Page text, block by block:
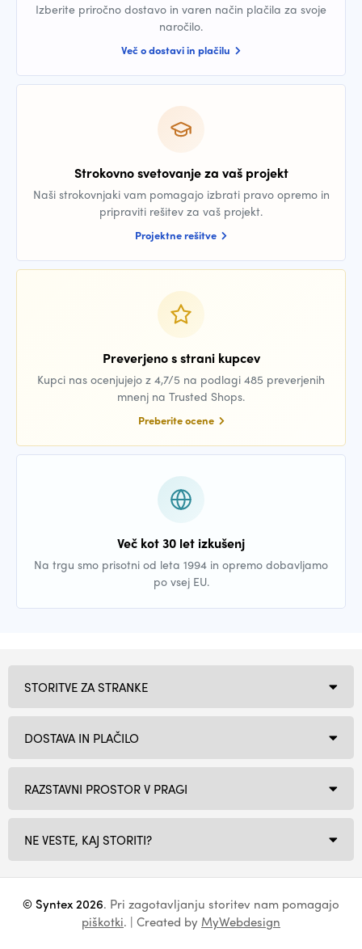
Izberite priročno dostavo in varen način plačila za svoje
naročilo.
Več o dostavi in plačilu
Strokovno svetovanje za vaš projekt
Naši strokovnjaki vam pomagajo izbrati pravo opremo in
pripraviti rešitev za vaš projekt.
Projektne rešitve
Preverjeno s strani kupcev
Kupci nas ocenjujejo z 4,7/5 na podlagi 485 preverjenih
mnenj na Trusted Shops.
Preberite ocene
Več kot 30 let izkušenj
Na trgu smo prisotni od leta 1994 in opremo dobavljamo
po vsej EU.
RAZSTAVNI PROSTOR V PRAGI
NE VESTE, KAJ STORITI?
STORITVE ZA STRANKE
DOSTAVA IN PLAČILO
© Syntex 2026. Pri zagotavljanju storitev nam pomagajo
piškotki. | Created by MyWebdesign